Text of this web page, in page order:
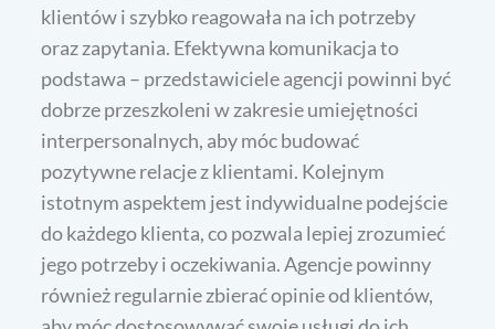
klientów i szybko reagowała na ich potrzeby
oraz zapytania. Efektywna komunikacja to
podstawa – przedstawiciele agencji powinni być
dobrze przeszkoleni w zakresie umiejętności
interpersonalnych, aby móc budować
pozytywne relacje z klientami. Kolejnym
istotnym aspektem jest indywidualne podejście
do każdego klienta, co pozwala lepiej zrozumieć
jego potrzeby i oczekiwania. Agencje powinny
również regularnie zbierać opinie od klientów,